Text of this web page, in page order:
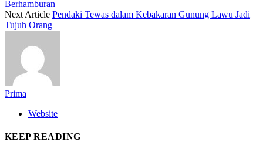
Berhamburan
Next Article Pendaki Tewas dalam Kebakaran Gunung Lawu Jadi
Tujuh Orang
Prima
Website
KEEP READING